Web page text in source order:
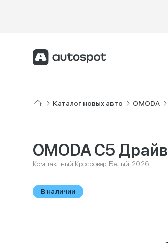
Каталог новых авто OMODA
OMODA C5 Драйв
Компактный Кроссовер, Белый, 2026
В наличии